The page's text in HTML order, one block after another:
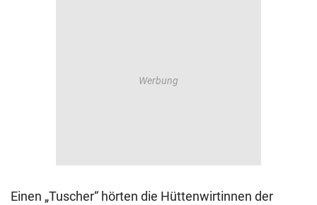
Einen „Tuscher“ hörten die Hüttenwirtinnen der